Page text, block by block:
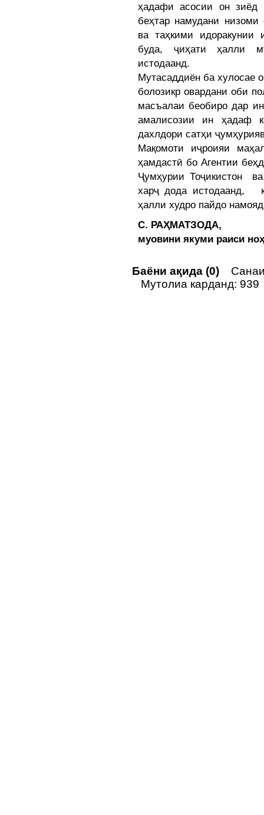
ҳадафи асосии он зиёд
беҳтар намудани низоми
ва таҳкими
буда, ҷиҳати ҳалли
истодаанд.
Мутасаддиён ба хулосае
болозикр овардани оби
масъалаи беобиро дар
амалисозии ин ҳадаф
дахлдори сатҳи
Мақомоти иҷроияи
ҳамдастӣ бо Агентии
Ҷумҳурии Тоҷикистон
харҷ дода истодаанд,
ҳалли худро пайдо
С. РАҲМАТЗОДА,
муовини якуми раиси
Баёни ақида (0)
Мутолиа карданд: 939